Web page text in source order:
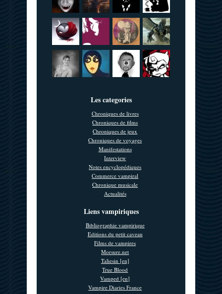
Les categories
Chroniques de livres
Chroniques de films
Chroniques de jeux
Chroniques de voyages
Manifestations
Interview
Notes encyclopédiques
Commerce vampiral
Chronique musicale
Actualités
Liens vampiriques
Bibliographie vampirique
Editions du petit caveau
Films de vampires
Morsure.net
Taliesin [en]
True Blood
Vamped [en]
Vampire Diaries France